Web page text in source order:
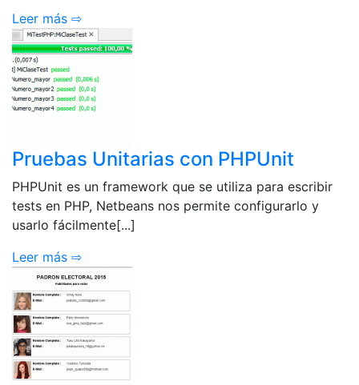
Leer más ⇨
Pruebas Unitarias con PHPUnit
PHPUnit es un framework que se utiliza para escribir
tests en PHP, Netbeans nos permite configurarlo y
usarlo fácilmente[...]
Leer más ⇨